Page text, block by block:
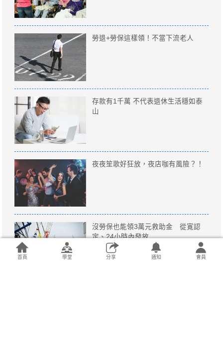
勞退+勞保這樣領！不當下流老人
存款有1千萬 不代表退休生活穩如泰
山
夜夜笙歌好狂放，夜店咖有風險？！
沒勞保也能領3萬元救助金 從寛認
定、24小時內發放